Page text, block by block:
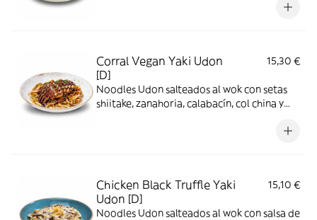
Corral Vegan Yaki Udon
[D]
15,30 €
Noodles Udon salteados al wok con setas
shiitake, zanahoria, calabacín, col china y
Chicken Black Truffle Yaki
Udon [D]
15,10 €
Noodles Udon salteados al wok con salsa de